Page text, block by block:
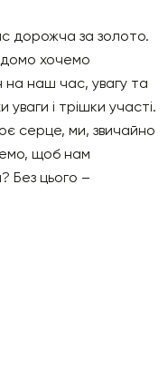
дорожча за золото.
хочемо
на наш час, увагу та
і трішки участі.
серце, ми, звичайно
щоб нам
Без цього –